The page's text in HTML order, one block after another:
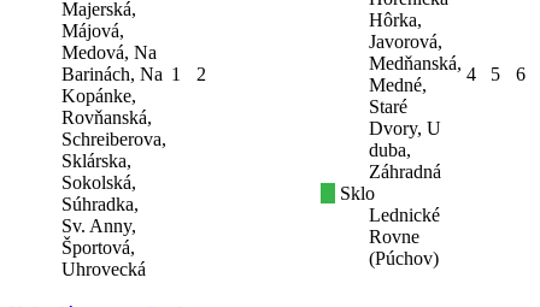
Majerská,
Májová,
Medová, Na
Barinách, Na
Kopánke,
Rovňanská,
Schreiberova,
Sklárska,
Sokolská,
Súhradka,
Sv. Anny,
Športová,
Uhrovecká
1 2
Hôrka,
Javorová,
Medňanská,
Medné,
Staré
Dvory, U
duba,
Záhradná
Sklo
Lednické
Rovne
(Púchov)
4 5 6